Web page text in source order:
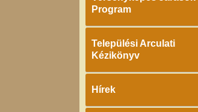
Program
Települési Arculati
Kézikönyv
Hírek